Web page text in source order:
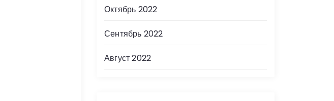
Октябрь 2022
Сентябрь 2022
Август 2022